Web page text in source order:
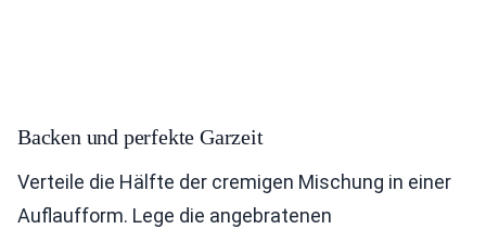
Backen und perfekte Garzeit
Verteile die Hälfte der cremigen Mischung in einer
Auflaufform. Lege die angebratenen